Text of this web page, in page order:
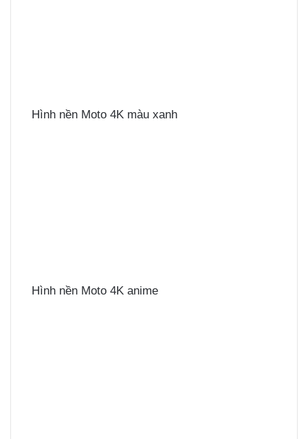
Hình nền Moto 4K màu xanh
Hình nền Moto 4K anime